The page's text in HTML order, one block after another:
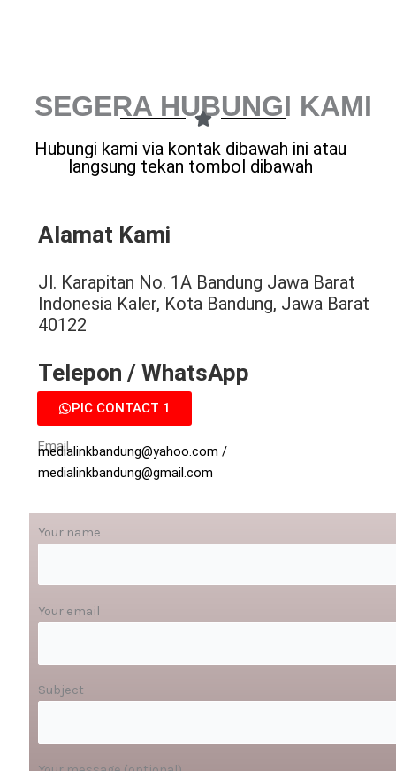
SEGERA HUBUNGI KAMI
Hubungi kami via kontak dibawah ini atau
langsung tekan tombol dibawah
Alamat Kami
Jl. Karapitan No. 1A Bandung Jawa Barat
Indonesia Kaler, Kota Bandung, Jawa Barat
40122
Telepon / WhatsApp
PIC CONTACT 1
Email
medialinkbandung@yahoo.com /
medialinkbandung@gmail.com
Your name
Your email
Subject